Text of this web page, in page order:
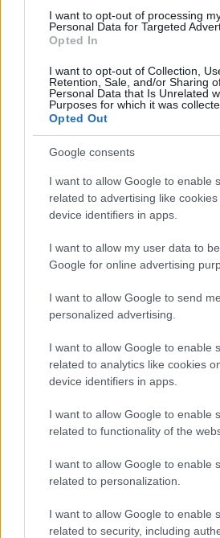
I want to opt-out of processing
Personal Data for Targeted
Opted In
I want to opt-out of Collection,
Retention, Sale, and/or Sharing
Personal Data that Is Unrelated
Purposes for which it was
Opted Out
Google consents
I want to allow Google to enable
related to advertising like
device identifiers in apps.
I want to allow my user data to
Google for online advertising
I want to allow Google to send me
personalized advertising.
I want to allow Google to enable
related to analytics like cookies
device identifiers in apps.
I want to allow Google to enable
related to functionality of the
I want to allow Google to enable
related to personalization.
I want to allow Google to enable
related to security, including
kivágtuk őket.
körülbelül a 15 százalékát
erdőnek. Ez igaz?
Az erdőben lévő fatömeg
hosszú ideje, lehet, hogy húsz
fakitermelési beavatkozás. Én
szoktam mondani, hogy az
dinamikusan változó komplex
tömege és nyilván
ezért is szoktak időnként egy-
vagy valamilyen fakitermelést
ilyen növekvő erdőkben. Ez
természetes dolog.